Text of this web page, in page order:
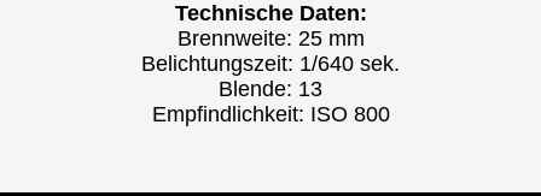
Technische Daten:
Brennweite: 25 mm
Belichtungszeit: 1/640 sek.
Blende: 13
Empfindlichkeit: ISO 800